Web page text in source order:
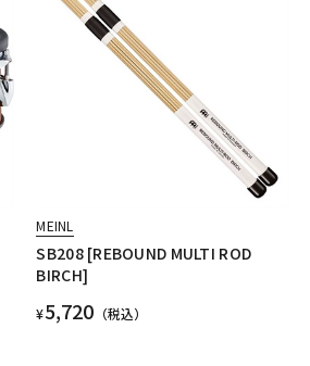
MEINL
SB208 [REBOUND MULTI ROD
BIRCH]
¥5,720 （税込）